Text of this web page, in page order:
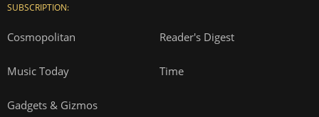
SUBSCRIPTION:
Cosmopolitan Reader's Digest
Music Today Time
Gadgets & Gizmos